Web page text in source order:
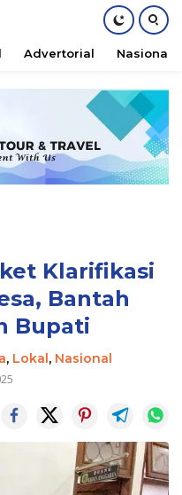
Advertorial Nasional
Klarifikasi
Bantah
Bupati
, Lokal, Nasional